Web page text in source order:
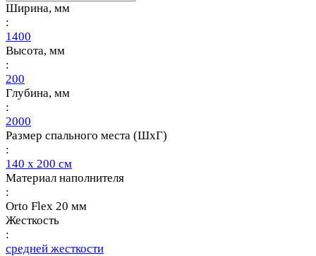
Ширина, мм
:
1400
Высота, мм
:
200
Глубина, мм
:
2000
Размер спального места (ШхГ)
:
140 х 200 см
Материал наполнителя
:
Orto Flex 20 мм
Жесткость
:
средней жесткости